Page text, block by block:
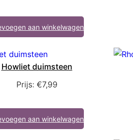
aan winkelwagen
Howliet duimsteen
Prijs: €7,99
aan winkelwagen